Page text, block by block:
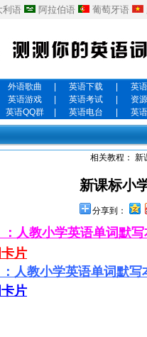
利语 阿拉伯语 葡萄牙语
外语歌曲 英语下载 英
英语游戏 英语考试 资
英语QQ群 英语电台 英
相关教程：新
新课标小
分享到：
人教小学英语单词默写
片
人教小学英语单词默写
片